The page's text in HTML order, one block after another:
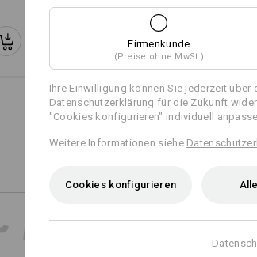
MATCH
Firmenkunde
(Preise ohne MwSt.)
Ihre Einwilligung können Sie jederzeit über
Datenschutzerklärung für die Zukunft
"Cookies konfigurieren" individuell
Weitere Informationen siehe
Cookies konfigurieren